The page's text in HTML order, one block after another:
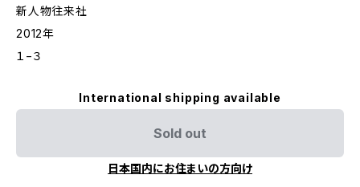
新人物往来社
2012年
１−３
International shipping available
Sold out
日本国内にお住まいの方向け